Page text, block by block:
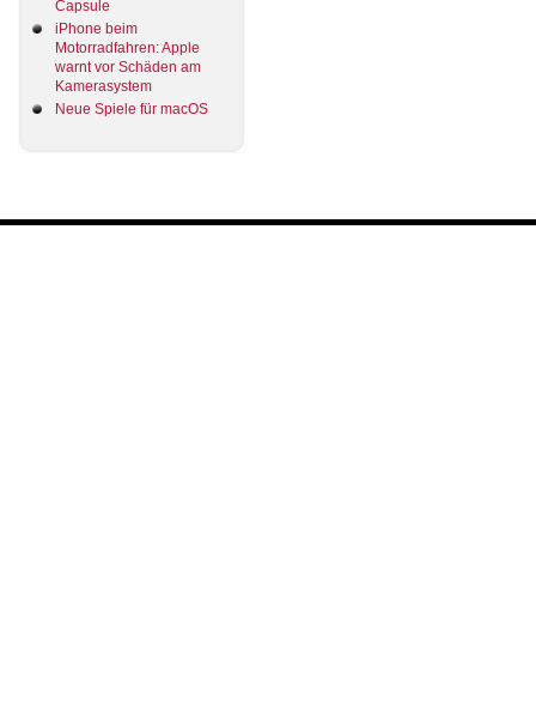
Capsule
iPhone beim
Motorradfahren: Apple
warnt vor Schäden am
Kamerasystem
Neue Spiele für macOS